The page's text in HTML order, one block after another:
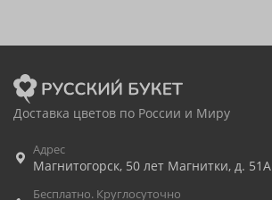
Доставка цветов по России и Миру
Адрес
Магнитогорск, 50 лет Магнитки, д. 51А
Бесплатно. Круглосуточно